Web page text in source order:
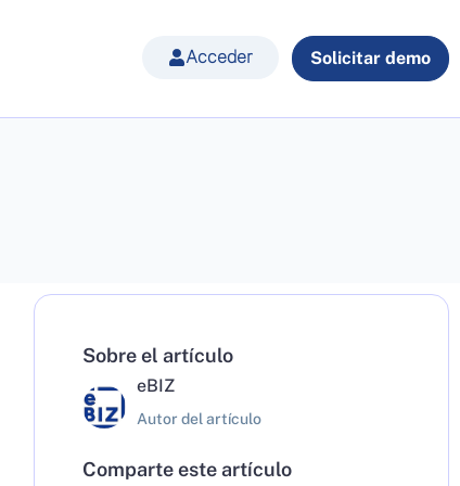
Acceder Solicitar demo
Sobre el artículo
eBIZ
Autor del artículo
Comparte este artículo